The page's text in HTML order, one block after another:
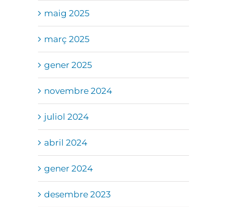
maig 2025
març 2025
gener 2025
novembre 2024
juliol 2024
abril 2024
gener 2024
desembre 2023